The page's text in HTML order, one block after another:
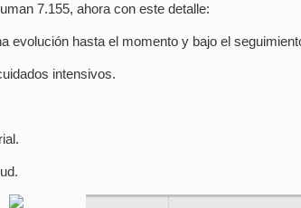
7.155, ahora con este detalle:
evolución hasta el momento y bajo el
intensivos.